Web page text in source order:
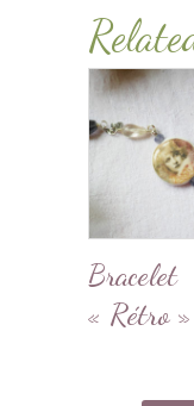
Bracelet
« Rétro »